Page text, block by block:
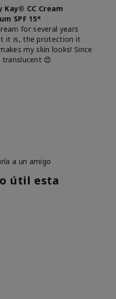
CC Cream
SPF 15*
for several years
it is, the protection it
my skin looks! Since
😍
a un amigo
útil esta